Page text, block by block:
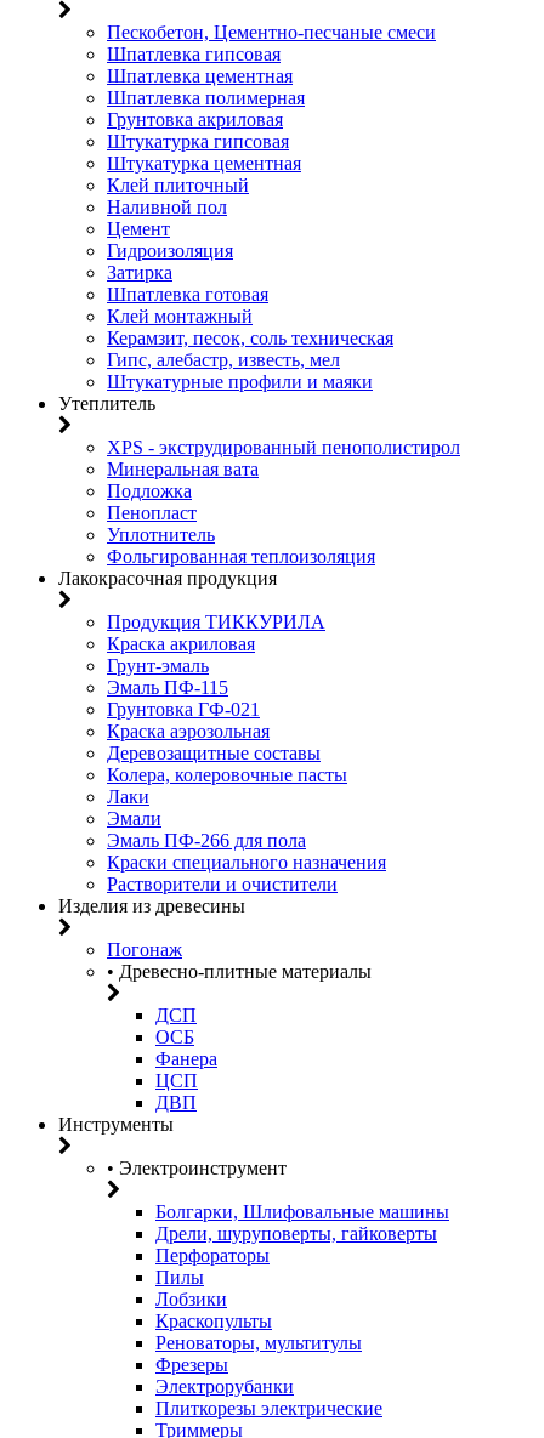
Пескобетон, Цементно-песчаные смеси
Шпатлевка гипсовая
Шпатлевка цементная
Шпатлевка полимерная
Грунтовка акриловая
Штукатурка гипсовая
Штукатурка цементная
Клей плиточный
Наливной пол
Цемент
Гидроизоляция
Затирка
Шпатлевка готовая
Клей монтажный
Керамзит, песок, соль техническая
Гипс, алебастр, известь, мел
Штукатурные профили и маяки
Утеплитель
XPS - экструдированный пенополистирол
Минеральная вата
Подложка
Пенопласт
Уплотнитель
Фольгированная теплоизоляция
Лакокрасочная продукция
Продукция ТИККУРИЛА
Краска акриловая
Грунт-эмаль
Эмаль ПФ-115
Грунтовка ГФ-021
Краска аэрозольная
Деревозащитные составы
Колера, колеровочные пасты
Лаки
Эмали
Эмаль ПФ-266 для пола
Краски специального назначения
Растворители и очистители
Изделия из древесины
Погонаж
• Древесно-плитные материалы
ДСП
ОСБ
Фанера
ЦСП
ДВП
Инструменты
• Электроинструмент
Болгарки, Шлифовальные машины
Дрели, шуруповерты, гайковерты
Перфораторы
Пилы
Лобзики
Краскопульты
Реноваторы, мультитулы
Фрезеры
Электрорубанки
Плиткорезы электрические
Триммеры